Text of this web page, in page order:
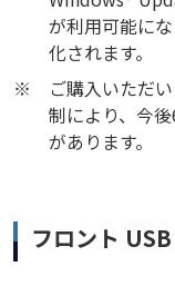
が利用可能に
化されます。
※
ご購入いただ
制により、今
があります。
フロント